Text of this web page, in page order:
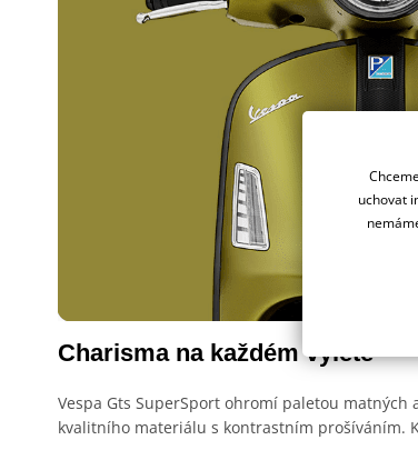
Charisma na každém výletě
Vespa Gts SuperSport ohromí paletou
kvalitního materiálu s kontrastním prošíváním.
uchovat